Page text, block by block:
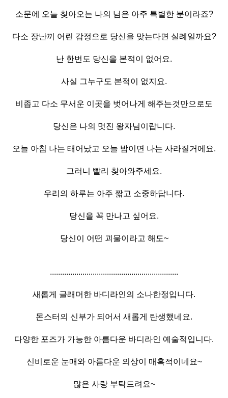
소문에 오늘 찾아오는 나의 님은 아주 특별한 분이라죠?
다소 장난끼 어린 감정으로 당신을 맞는다면 실례일까요?
난 한번도 당신을 본적이 없어요.
사실 그누구도 본적이 없지요.
비좁고 다소 무서운 이곳을 벗어나게 해주는것만으로도
당신은 나의 멋진 왕자님이랍니다.
오늘 아침 나는 태어났고 오늘 밤이면 나는 사라질거에요.
그러니 빨리 찾아와주세요.
우리의 하루는 아주 짧고 소중하답니다.
당신을 꼭 만나고 싶어요.
당신이 어떤 괴물이라고 해도~
...............................................................
새롭게 글래머한 바디라인의 소나한정입니다.
몬스터의 신부가 되어서 새롭게 탄생했네요.
다양한 포즈가 가능한 아름다운 바디라인 예술적입니다.
신비로운 눈매와 아름다운 의상이 매혹적이네요~
많은 사랑 부탁드려요~